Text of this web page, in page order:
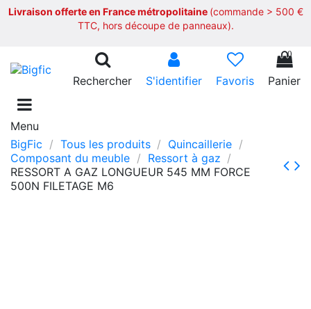
Livraison offerte en France métropolitaine (commande > 500 €
TTC, hors découpe de panneaux).
Rechercher S'identifier Favoris
0
Panier
Menu
BigFic
Tous les produits
Quincaillerie
Composant du meuble
Ressort à gaz
RESSORT A GAZ LONGUEUR 545 MM FORCE
500N FILETAGE M6